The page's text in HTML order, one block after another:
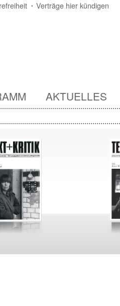
Verträge hier kündigen
AKTUELLES